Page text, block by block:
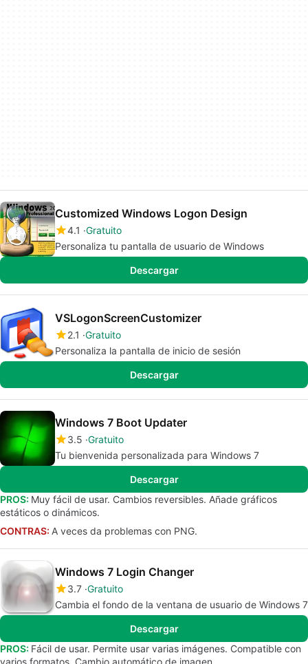
Customized Windows Logon Design
4.1 Gratuito
Personaliza tu pantalla de usuario de Windows
Descargar
VSLogonScreenCustomizer
2.1 Gratuito
Personaliza la pantalla de inicio de sesión
Descargar
Windows 7 Boot Updater
3.5 Gratuito
Tu bienvenida personalizada para Windows 7
Descargar
PROS: Muy fácil de usar. Cambios reversibles. Añade gráficos
estáticos o dinámicos.
CONTRAS: A veces da problemas con PNG.
Windows 7 Login Changer
3.7 Gratuito
Cambia el fondo de la ventana de usuario de Windows 7
Descargar
PROS: Fácil de usar. Permite usar varias imágenes. Compatible con
varios formatos. Cambio automático de imagen.